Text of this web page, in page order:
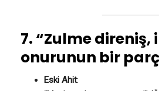
7. “Zulme direniş,
onurunun bir
Eski Ahit: